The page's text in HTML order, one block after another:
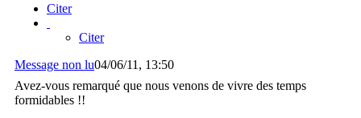
Citer
Citer
Message non lu04/06/11, 13:50
Avez-vous remarqué que nous venons de vivre des temps
formidables !!